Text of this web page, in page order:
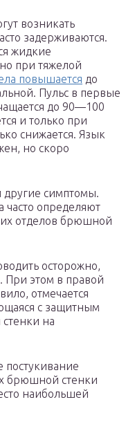
возникать
задерживаются.
жидкие
при тяжелой
повышается до
Пульс в первые
до 90—100
и только при
снижается. Язык
но скоро
другие симптомы.
определяют
отделов брюшной
осторожно,
При этом в правой
отмечается
с защитным
на
постукивание
брюшной стенки
наибольшей